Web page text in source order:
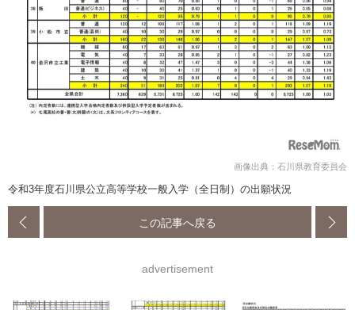
画像出典：石川県教育委員会
令和3年度石川県公立高等学校一般入学（全日制）の出願状況
この記事へ戻る
advertisement